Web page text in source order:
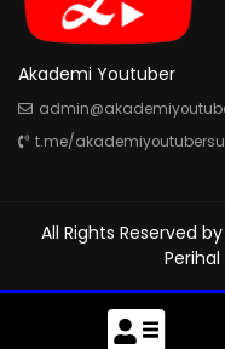
Akademi Youtuber
t.me/
All Rights Reserved by
Perihal